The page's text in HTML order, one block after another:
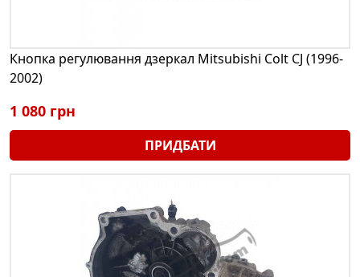
Кнопка регулювання дзеркал Mitsubishi Colt CJ (1996-
2002)
1 080 грн
ПРИДБАТИ